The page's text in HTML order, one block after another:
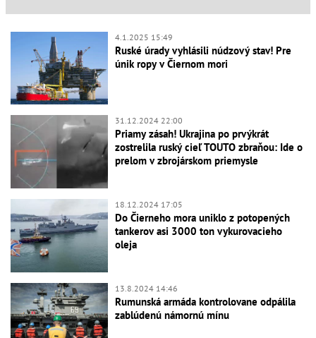
4.1.2025 15:49
Ruské úrady vyhlásili núdzový stav! Pre
únik ropy v Čiernom mori
31.12.2024 22:00
Priamy zásah! Ukrajina po prvýkrát
zostrelila ruský cieľ TOUTO zbraňou: Ide o
prelom v zbrojárskom priemysle
18.12.2024 17:05
Do Čierneho mora uniklo z potopených
tankerov asi 3000 ton vykurovacieho
oleja
13.8.2024 14:46
Rumunská armáda kontrolovane odpálila
zablúdenú námornú mínu